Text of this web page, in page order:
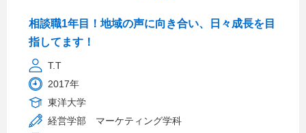
相談職1年目！地域の声に向き合い、日々成長を目
指してます！
T.T
2017年
東洋大学
経営学部 マーケティング学科